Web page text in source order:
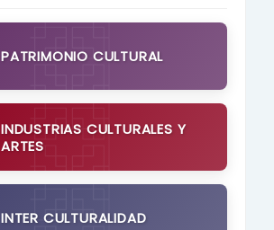
PATRIMONIO CULTURAL
INDUSTRIAS CULTURALES Y
ARTES
INTER CULTURALIDAD